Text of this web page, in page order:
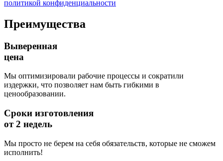
политикой конфиденциальности
Преимущества
Выверенная
цена
Мы оптимизировали рабочие процессы и сократили
издержки, что позволяет нам быть гибкими в
ценообразовании.
Сроки изготовления
от 2 недель
Мы просто не берем на себя обязательств, которые не сможем
исполнить!